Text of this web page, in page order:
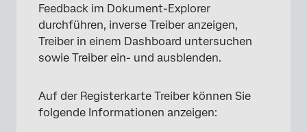
Feedback im Dokument-Explorer
durchführen, inverse Treiber anzeigen,
Treiber in einem Dashboard untersuchen
sowie Treiber ein- und ausblenden.
Auf der Registerkarte Treiber können Sie
folgende Informationen anzeigen: